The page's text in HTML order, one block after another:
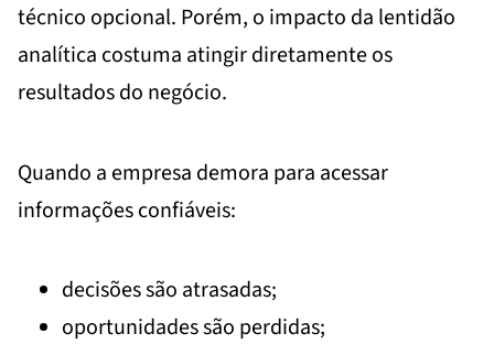
técnico opcional. Porém, o impacto da lentidão
analítica costuma atingir diretamente os
resultados do negócio.
Quando a empresa demora para acessar
informações confiáveis:
decisões são atrasadas;
oportunidades são perdidas;